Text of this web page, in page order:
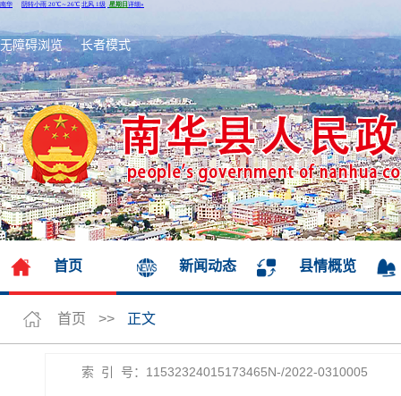
无障碍浏览 长者模式
首页 新闻动态 县情概览
首页 >> 正文
索 引 号：11532324015173465N-/2022-0310005